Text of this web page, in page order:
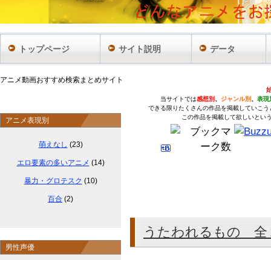
アニメ動画おすすめ検索まとめサイト
当サイトでは感想別 、 ジャンル別 、 表現
できる限りたくさんの作品を掲載していこ
この作品を掲載して欲しいとい
うたわれるもの 全
アニメ表現別
萌えなし (23)
エロ要素の多いアニメ (14)
暴力・グロテスク (10)
百合 (2)
男性声優
トップページ サイト説明 データ